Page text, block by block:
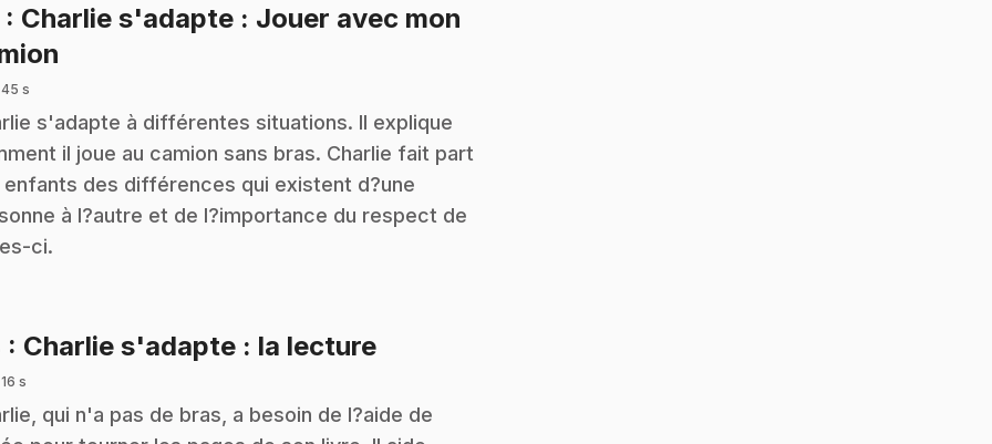
: Charlie s'adapte : Jouer avec mon
45 s
s'adapte à différentes situations. Il explique
il joue au camion sans bras. Charlie fait part
enfants des différences qui existent d?une
à l?autre et de l?importance du respect de
ci.
: Charlie s'adapte : la lecture.
s
qui n'a pas de bras, a besoin de l?aide de